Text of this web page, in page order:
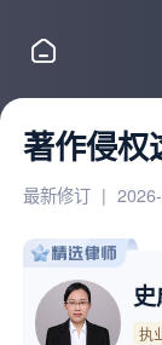
著作侵权
最新修订 |
史
执